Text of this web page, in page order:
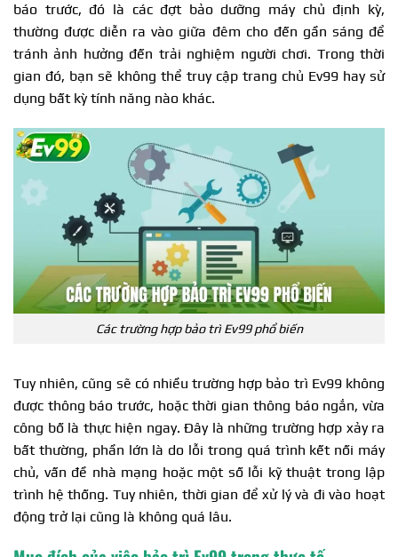
báo trước, đó là các đợt bảo dưỡng máy chủ định kỳ,
thường được diễn ra vào giữa đêm cho đến gần sáng để
tránh ảnh hưởng đến trải nghiệm người chơi. Trong thời
gian đó, bạn sẽ không thể truy cập trang chủ Ev99 hay sử
dụng bất kỳ tính năng nào khác.
Các trường hợp bảo trì Ev99 phổ biến
Tuy nhiên, cũng sẽ có nhiều trường hợp bảo trì Ev99 không
được thông báo trước, hoặc thời gian thông báo ngắn, vừa
công bố là thực hiện ngay. Đây là những trường hợp xảy ra
bất thường, phần lớn là do lỗi trong quá trình kết nối máy
chủ, vấn đề nhà mạng hoặc một số lỗi kỹ thuật trong lập
trình hệ thống. Tuy nhiên, thời gian để xử lý và đi vào hoạt
động trở lại cũng là không quá lâu.